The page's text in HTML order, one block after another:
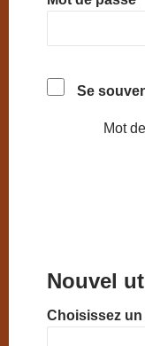
Se
Mot
Nouvel
Choisissez un